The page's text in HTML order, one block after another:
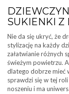
SUKIENKI Z
Nie da się ukryć, że
stylizację na każdy
załatwianie różnych
świeżym powietrzu.
dlatego dobrze mieć
sprawdzi się w tej
noszeniu i ma